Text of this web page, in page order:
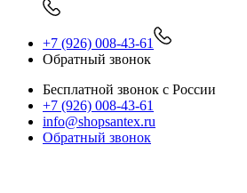
+7 (926) 008-43-61
Обратный звонок
Бесплатной звонок с России
+7 (926) 008-43-61
info@shopsantex.ru
Обратный звонок